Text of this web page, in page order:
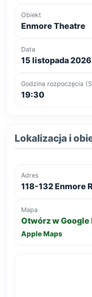
Obiekt
Enmore Theatre
Data
15 listopada 2026
Godzina rozpoczęcia
19:30
Lokalizacja i
Adres
118-132 Enmore
Mapa
Otwórz w Google
Apple Maps